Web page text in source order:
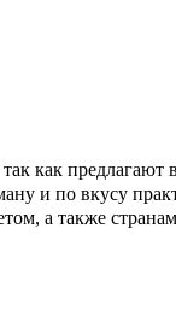
как
и по вкусу
а также